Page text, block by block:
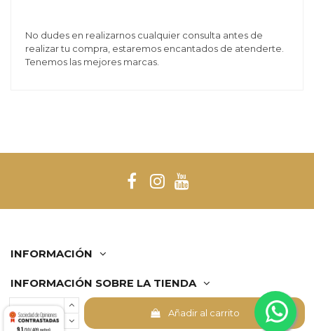
Añadir al carrito
No dudes en realizarnos cualquier consulta antes de
realizar tu compra, estaremos encantados de atenderte.
Tenemos las mejores marcas.
INFORMACIÓN
INFORMACIÓN SOBRE LA TIENDA
Comerciante aprobado por la Sociedad de Opiniones
9.1/10 (409 notas)